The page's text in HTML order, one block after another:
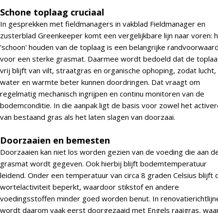
Schone toplaag cruciaal
In gesprekken met fieldmanagers in vakblad Fieldmanager en
zusterblad Greenkeeper komt een vergelijkbare lijn naar voren:
'schoon' houden van de toplaag is een belangrijke
voor een sterke grasmat. Daarmee wordt bedoeld dat de
vrij blijft van vilt, straatgras en organische ophoping, zodat lucht,
water en warmte beter kunnen doordringen. Dat vraagt om
regelmatig mechanisch ingrijpen en continu monitoren van de
bodemconditie. In die aanpak ligt de basis voor zowel het
van bestaand gras als het laten slagen van doorzaai.
Doorzaaien en bemesten
Doorzaaien kan niet los worden gezien van de voeding die aan
grasmat wordt gegeven. Ook hierbij blijft bodemtemperatuur
leidend. Onder een temperatuur van circa 8 graden Celsius blijft
wortelactiviteit beperkt, waardoor stikstof en andere
voedingsstoffen minder goed worden benut. In
wordt daarom vaak eerst doorgezaaid met Engels raaigras,